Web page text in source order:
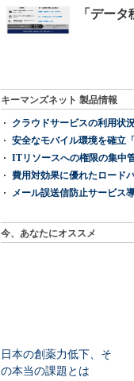
キーマンズネット 製品情報
クラウドサービスの利用状
安全なモバイル環境を確立
ITリソースへの権限の集中
費用対効果に優れたロード
メール誤送信防止サービス
今、あなたにオススメ
日本の創薬力低下、そ
の本当の課題とは